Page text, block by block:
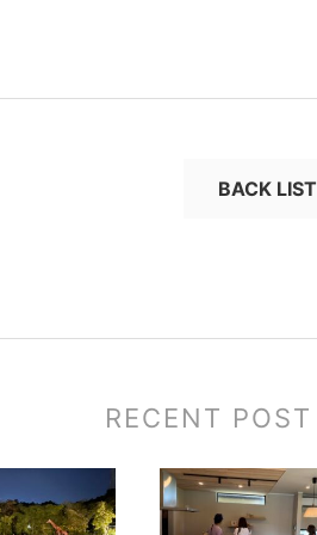
BACK LIST
RECENT POST